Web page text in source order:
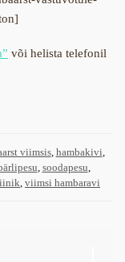
või helista telefonil
viimsis, hambakivi
soodapesu
viimsi hambaravi